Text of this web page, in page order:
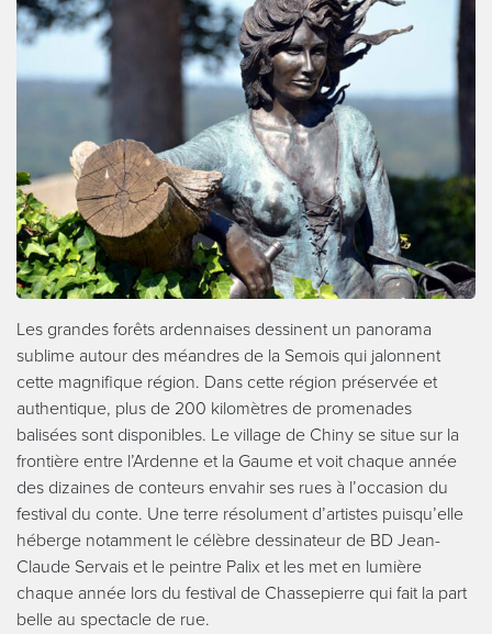
Les grandes forêts ardennaises dessinent un panorama
sublime autour des méandres de la Semois qui jalonnent
cette magnifique région. Dans cette région préservée et
authentique, plus de 200 kilomètres de promenades
balisées sont disponibles. Le village de Chiny se situe sur la
frontière entre l’Ardenne et la Gaume et voit chaque année
des dizaines de conteurs envahir ses rues à l’occasion du
festival du conte. Une terre résolument d’artistes puisqu’elle
héberge notamment le célèbre dessinateur de BD Jean-
Claude Servais et le peintre Palix et les met en lumière
chaque année lors du festival de Chassepierre qui fait la part
belle au spectacle de rue.